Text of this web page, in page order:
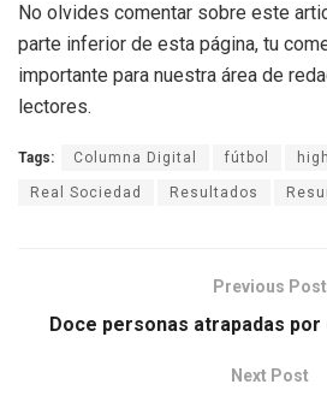
No olvides comentar sobre este
parte inferior de esta página, tu
importante para nuestra área de
lectores.
Tags: Columna Digital fútbol
Real Sociedad Resultados
Previous Post
Doce personas atrapadas
Next Post